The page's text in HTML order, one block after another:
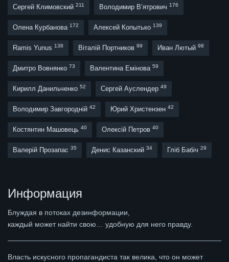
Сергей Климовский 211 Володимир В’ятрович 176
Олена Курбанова 172 Алексей Копытько 139
Ramis Yunus 138 Віталій Портников 99 Иван Лютый 98
Дмитро Вовнянко 73 Валентина Емінова 59
Кирилл Данильченко 52 Сергей Ауслендер 49
Володимир Завгородній 42 Юрий Христензен 42
Костянтин Машовець 40 Олексій Петров 40
Валерій Прозапас 35 Денис Казанский 34 Гліб Бабіч 29
Информация
Блуждая в потоках дезинформации,
каждый может найти свою… удобную для него правду.
Власть искусного пропагандиста так велика, что он может